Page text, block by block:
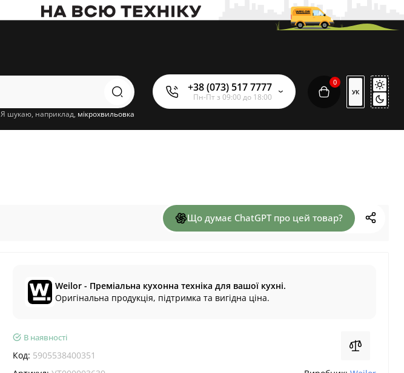
+38 (073) 517 7777
Пн-Пт з 09:00 до 18:00
Я шукаю, наприклад, мікрохвильовка
0
УК
Що думає ChatGPT про цей товар?
Weilor - Преміальна кухонна техніка для вашої кухні.
Оригінальна продукція, підтримка та вигідна ціна.
В наявності
Код: 5905538400351